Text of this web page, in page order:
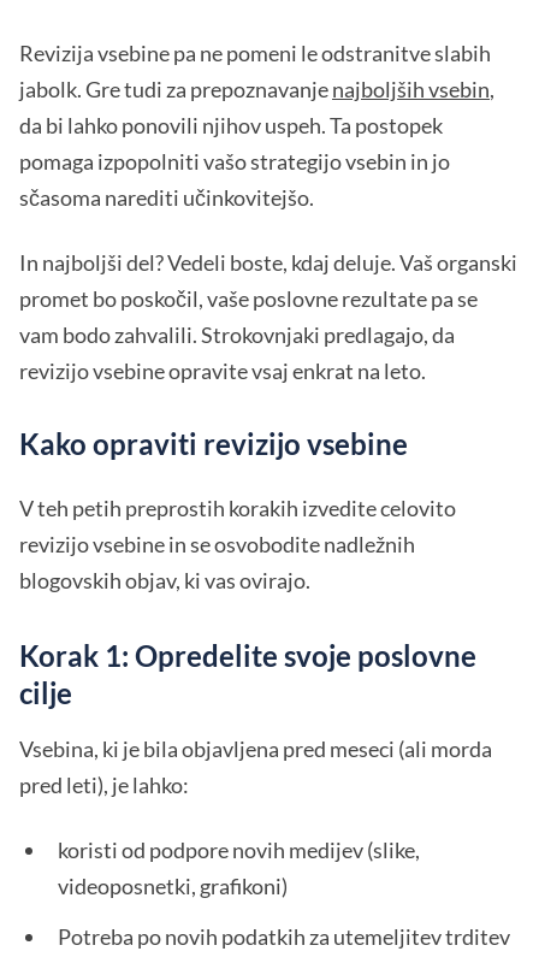
Revizija vsebine pa ne pomeni le odstranitve slabih
jabolk. Gre tudi za prepoznavanjenajboljših vsebin,
da bi lahko ponovili njihov uspeh. Ta postopek
pomaga izpopolniti vašo strategijo vsebin in jo
sčasoma narediti učinkovitejšo.
In najboljši del? Vedeli boste, kdaj deluje. Vaš organski
promet bo poskočil, vaše poslovne rezultate pa se
vam bodo zahvalili. Strokovnjaki predlagajo, da
revizijo vsebine opravite vsaj enkrat na leto.
Kako opraviti revizijo vsebine
V teh petih preprostih korakih izvedite celovito
revizijo vsebine in se osvobodite nadležnih
blogovskih objav, ki vas ovirajo.
Korak 1: Opredelite svoje poslovne
cilje
Vsebina, ki je bila objavljena pred meseci (ali morda
pred leti), je lahko:
koristi od podpore novih medijev (slike,
videoposnetki, grafikoni)
Potreba po novih podatkih za utemeljitev trditev